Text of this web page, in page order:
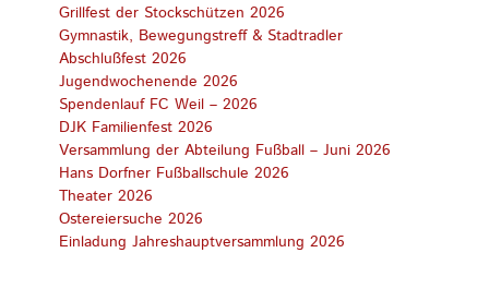
Grillfest der Stockschützen 2026
Gymnastik, Bewegungstreff & Stadtradler
Abschlußfest 2026
Jugendwochenende 2026
Spendenlauf FC Weil – 2026
DJK Familienfest 2026
Versammlung der Abteilung Fußball – Juni 2026
Hans Dorfner Fußballschule 2026
Theater 2026
Ostereiersuche 2026
Einladung Jahreshauptversammlung 2026